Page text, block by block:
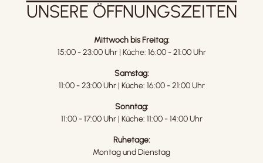
UNSERE ÖFFNUNGSZEITEN
Mittwoch bis Freitag:
15:00 - 23:00 Uhr | Küche: 16:00 - 21:00 Uhr
Samstag:
11:00 - 23:00 Uhr | Küche: 16:00 - 21:00 Uhr
Sonntag:
11:00 - 17:00 Uhr | Küche: 11:00 - 14:00 Uhr
Ruhetage:
Montag und Dienstag